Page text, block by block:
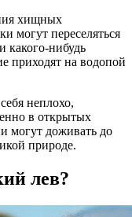
хищных
могут переселяться
какого-нибудь
приходят на водопой
неплохо,
в открытых
могут доживать до
природе.
лев?